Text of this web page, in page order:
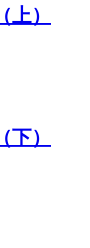
）
）